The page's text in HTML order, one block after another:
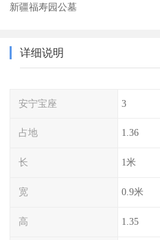
新疆福寿园公墓
详细说明
安宁宝座 3
占地 1.36
长 1米
宽 0.9米
高 1.35